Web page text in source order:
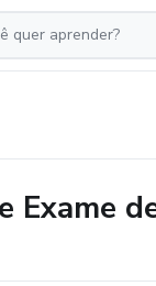
Exame